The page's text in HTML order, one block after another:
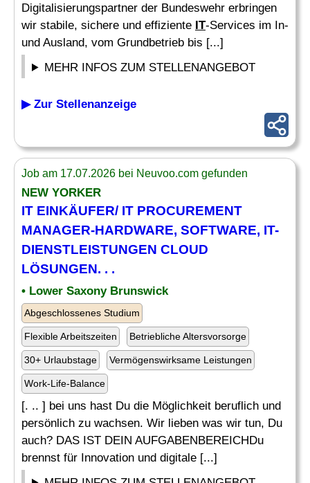
Digitalisierungspartner der Bundeswehr erbringen
wir stabile, sichere und effiziente IT-Services im In-
und Ausland, vom Grundbetrieb bis [...]
MEHR INFOS ZUM STELLENANGEBOT
▶ Zur Stellenanzeige
Job am 17.07.2026 bei Neuvoo.com gefunden
NEW YORKER
IT EINKÄUFER/ IT PROCUREMENT
MANAGER-HARDWARE, SOFTWARE, IT-
DIENSTLEISTUNGEN CLOUD
LÖSUNGEN. . .
• Lower Saxony Brunswick
Abgeschlossenes Studium
Flexible Arbeitszeiten Betriebliche Altersvorsorge
30+ Urlaubstage Vermögenswirksame Leistungen
Work-Life-Balance
[. .. ] bei uns hast Du die Möglichkeit beruflich und
persönlich zu wachsen. Wir lieben was wir tun, Du
auch? DAS IST DEIN AUFGABENBEREICHDu
brennst für Innovation und digitale [...]